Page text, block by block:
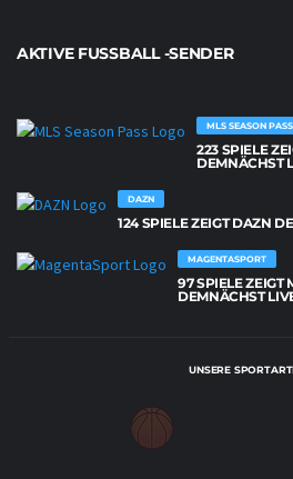
AKTIVE FUSSBALL -SENDER
MLS SEASON PASS
223 SPIELE
DEMNÄCHST
DAZN
124 SPIELE ZEIGT DAZN
MAGENTASPORT
97 SPIELE ZEIGT
DEMNÄCHST
UNSERE